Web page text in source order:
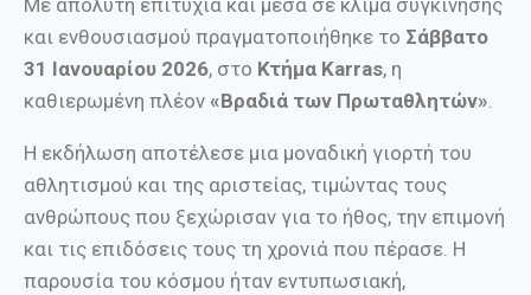
Με απόλυτη επιτυχία και μέσα σε κλίμα συγκίνησης
και ενθουσιασμού πραγματοποιήθηκε το Σάββατο
31 Ιανουαρίου 2026, στο Κτήμα Karras, η
καθιερωμένη πλέον «Βραδιά των Πρωταθλητών».
Η εκδήλωση αποτέλεσε μια μοναδική γιορτή του
αθλητισμού και της αριστείας, τιμώντας τους
ανθρώπους που ξεχώρισαν για το ήθος, την επιμονή
και τις επιδόσεις τους τη χρονιά που πέρασε. Η
παρουσία του κόσμου ήταν εντυπωσιακή,